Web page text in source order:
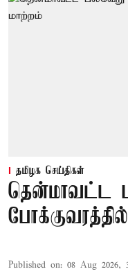
தமிழக செய்திகள்
தென்மாவட்ட
Published on: 08 Aug 2026,